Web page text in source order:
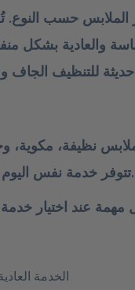
الملابس حسب النوع.
والعادية بشكل
نظيفة، مكوية،
تتوفر خدمة نفس اليوم أو اليوم التالي.
مهمة عند اختيار
الخدمة العادية